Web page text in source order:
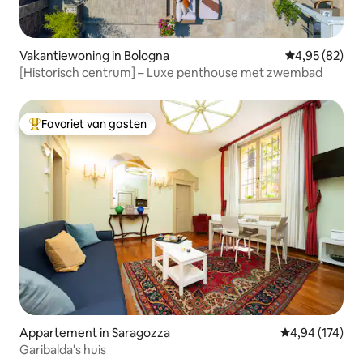
Vakantiewoning in Bologna Gemiddelde
4,95 (82)
[Historisch centrum] – Luxe penthouse met zwembad
Topfavoriet van gasten
Favoriet van gasten
Appartement in Saragozza Gemiddelde
4,94 (174)
Garibalda's huis